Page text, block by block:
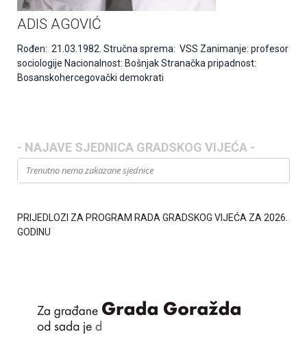
ADIS AGOVIĆ
Rođen: 21.03.1982. Stručna sprema: VSS Zanimanje: profesor
sociologije Nacionalnost: Bošnjak Stranačka pripadnost:
Bosanskohercegovački demokrati
- NAJAVE SJEDNICA GRADSKOG VIJEĆA -
Trenutno nema zakazane sjednice
PRIJEDLOZI ZA PROGRAM RADA GRADSKOG VIJEĆA ZA 2026.
GODINU